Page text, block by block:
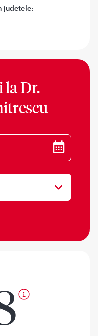
judetele:
laDr.